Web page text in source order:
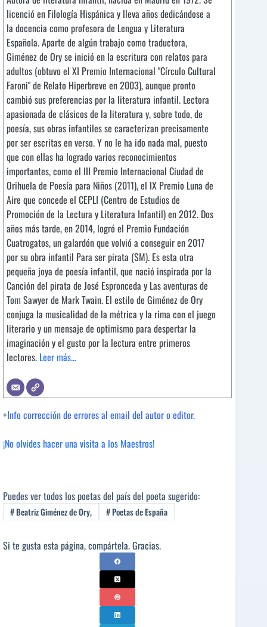
licenció en Filología Hispánica y lleva años dedicándose a
la docencia como profesora de Lengua y Literatura
Española. Aparte de algún trabajo como traductora,
Giménez de Ory se inició en la escritura con relatos para
adultos (obtuvo el XI Premio Internacional "Círculo Cultural
Faroni" de Relato Hiperbreve en 2003), aunque pronto
cambió sus preferencias por la literatura infantil. Lectora
apasionada de clásicos de la literatura y, sobre todo, de
poesía, sus obras infantiles se caracterizan precisamente
por ser escritas en verso. Y no le ha ido nada mal, puesto
que con ellas ha logrado varios reconocimientos
importantes, como el III Premio Internacional Ciudad de
Orihuela de Poesía para Niños (2011), el IX Premio Luna de
Aire que concede el CEPLI (Centro de Estudios de
Promoción de la Lectura y Literatura Infantil) en 2012. Dos
años más tarde, en 2014, logró el Premio Fundación
Cuatrogatos, un galardón que volvió a conseguir en 2017
por su obra infantil Para ser pirata (SM). Es esta otra
pequeña joya de poesía infantil, que nació inspirada por la
Canción del pirata de José Espronceda y Las aventuras de
Tom Sawyer de Mark Twain. El estilo de Giménez de Ory
conjuga la musicalidad de la métrica y la rima con el juego
literario y un mensaje de optimismo para despertar la
imaginación y el gusto por la lectura entre primeros
lectores. Leer más...
+Info corrección de errores al email del autor o editor.
¡No olvides hacer una visita a los Maestros!
Puedes ver todos los poetas del país del poeta sugerido:
#Beatriz Giménez de Ory, #Poetas de España
Si te gusta esta página, compártela. Gracias.